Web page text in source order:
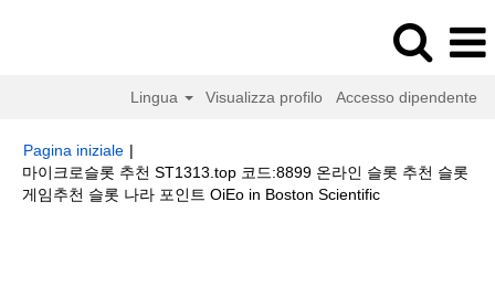
Lingua Visualizza profilo Accesso dipendente
Pagina iniziale |
마이크로슬롯 추천 ST1313.top 코드:8899 온라인 슬롯 추천 슬롯
게임추천 슬롯 나라 포인트 OiEo in Boston Scientific(pagina